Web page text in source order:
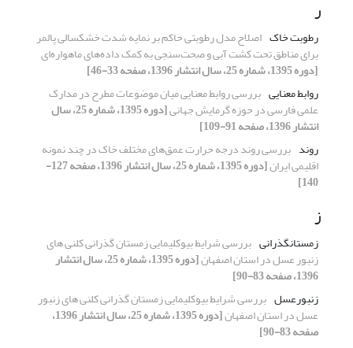
ر
رطوبت خاک اصلاح مدل رطوبتی حاکم بر نمایه شدت خشکسالی پالمر
برای مناطق تحت کشت آبی و صحت‌سنجی به کمک داده‌های ماهواره‌ای
[دوره 1395، شماره 25، سال انتشار 1396، صفحه 33-46]
روابط معنایی بررسی روابط معنایی میان موضوعات مطرح در مدارک
علمی فارسی در حوزه گرمایش جهانی [دوره 1395، شماره 25، سال
انتشار 1396، صفحه 91-109]
روند بررسی روند درجه حرارت عمق‌های مختلف خاک در چند نمونه
اقلیمی ایران [دوره 1395، شماره 25، سال انتشار 1396، صفحه 127-
140]
ز
زمستانگذرانی بررسی شرایط بیوکلیمایی زمستان گذرانی کلنی های
زنبور عسل در استان اصفهان [دوره 1395، شماره 25، سال انتشار
1396، صفحه 83-90]
زنبورعسل بررسی شرایط بیوکلیمایی زمستان گذرانی کلنی های زنبور
عسل در استان اصفهان [دوره 1395، شماره 25، سال انتشار 1396،
صفحه 83-90]